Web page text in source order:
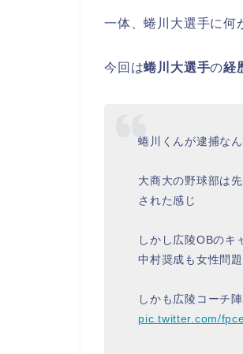
一体、蜷川大選手に何
今回は蜷川大選手の経
蜷川くんが逮捕な
大商大の野球部は
された感じ
しかし広陵OBのキ
中村奨成も女性問
しかも広陵コーチ
pic.twitter.com/